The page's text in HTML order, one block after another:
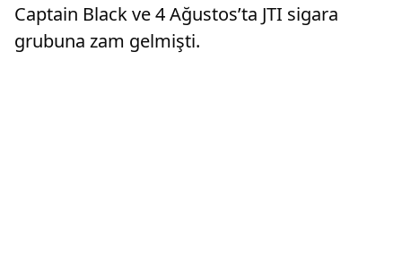
Captain Black ve 4 Ağustos’ta JTI sigara
grubuna zam gelmişti.